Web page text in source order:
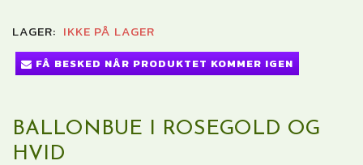
LAGER: IKKE PÅ LAGER
FÅ BESKED NÅR PRODUKTET KOMMER IGEN
BALLONBUE I ROSEGOLD OG
HVID